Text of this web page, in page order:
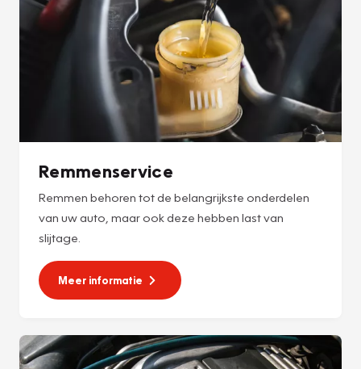
Remmenservice
Remmen behoren tot de belangrijkste onderdelen
van uw auto, maar ook deze hebben last van
slijtage.
Meer informatie